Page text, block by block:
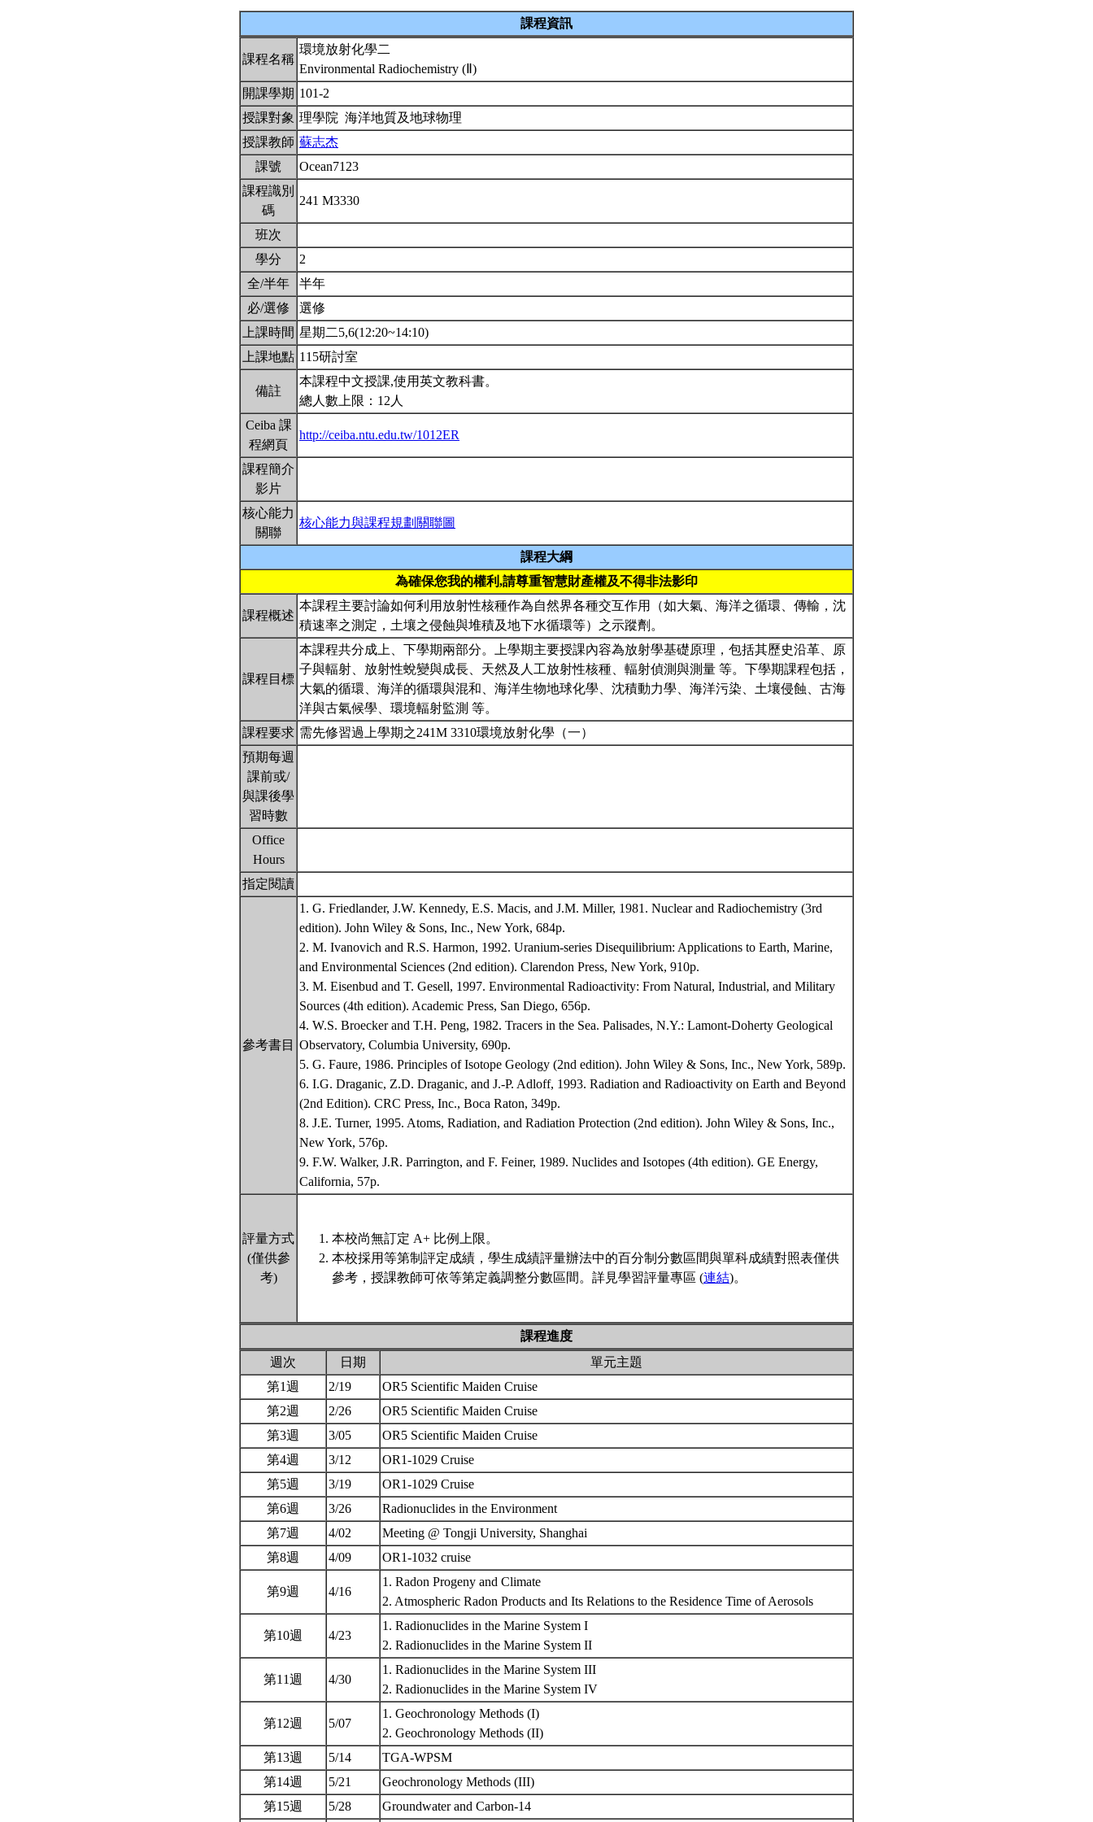
課程資訊
課程名稱
環境放射化學二
Environmental Radiochemistry (Ⅱ)
開課學期 101-2
授課對象 理學院 海洋地質及地球物理
授課教師 蘇志杰
課號
Ocean7123
課程識別
碼
241 M3330
班次
學分
2
全/半年
半年
必/選修
選修
上課時間 星期二5,6(12:20~14:10)
上課地點 115研討室
備註
本課程中文授課,使用英文教科書。
總人數上限：12人
Ceiba 課
程網頁
http://ceiba.ntu.edu.tw/1012ER
課程簡介
影片
核心能力
關聯
核心能力與課程規劃關聯圖
課程大綱
為確保您我的權利,請尊重智慧財產權及不得非法影印
課程概述
本課程主要討論如何利用放射性核種作為自然界各種交互作用（如大氣、海洋之循環、傳輸，沈
積速率之測定，土壤之侵蝕與堆積及地下水循環等）之示蹤劑。
課程目標
本課程共分成上、下學期兩部分。上學期主要授課內容為放射學基礎原理，包括其歷史沿革、原
子與輻射、放射性蛻變與成長、天然及人工放射性核種、輻射偵測與測量 等。下學期課程包括，
大氣的循環、海洋的循環與混和、海洋生物地球化學、沈積動力學、海洋污染、土壤侵蝕、古海
洋與古氣候學、環境輻射監測 等。
課程要求 需先修習過上學期之241M 3310環境放射化學（一）
預期每週
課前或/
與課後學
習時數
Office
Hours
指定閱讀
參考書目
1. G. Friedlander, J.W. Kennedy, E.S. Macis, and J.M. Miller, 1981. Nuclear and Radiochemistry (3rd
edition). John Wiley & Sons, Inc., New York, 684p.
2. M. Ivanovich and R.S. Harmon, 1992. Uranium-series Disequilibrium: Applications to Earth, Marine,
and Environmental Sciences (2nd edition). Clarendon Press, New York, 910p.
3. M. Eisenbud and T. Gesell, 1997. Environmental Radioactivity: From Natural, Industrial, and Military
Sources (4th edition). Academic Press, San Diego, 656p.
4. W.S. Broecker and T.H. Peng, 1982. Tracers in the Sea. Palisades, N.Y.: Lamont-Doherty Geological
Observatory, Columbia University, 690p.
5. G. Faure, 1986. Principles of Isotope Geology (2nd edition). John Wiley & Sons, Inc., New York, 589p.
6. I.G. Draganic, Z.D. Draganic, and J.-P. Adloff, 1993. Radiation and Radioactivity on Earth and Beyond
(2nd Edition). CRC Press, Inc., Boca Raton, 349p.
8. J.E. Turner, 1995. Atoms, Radiation, and Radiation Protection (2nd edition). John Wiley & Sons, Inc.,
New York, 576p.
9. F.W. Walker, J.R. Parrington, and F. Feiner, 1989. Nuclides and Isotopes (4th edition). GE Energy,
California, 57p.
評量方式
(僅供參
考)
本校尚無訂定 A+ 比例上限。
本校採用等第制評定成績，學生成績評量辦法中的百分制分數區間與單科成績對照表僅供
參考，授課教師可依等第定義調整分數區間。詳見學習評量專區 (連結)。
課程進度
週次
日期
單元主題
第1週
2/19
OR5 Scientific Maiden Cruise
第2週
2/26
OR5 Scientific Maiden Cruise
第3週
3/05
OR5 Scientific Maiden Cruise
第4週
3/12
OR1-1029 Cruise
第5週
3/19
OR1-1029 Cruise
第6週
3/26
Radionuclides in the Environment
第7週
4/02
Meeting @ Tongji University, Shanghai
第8週
4/09 OR1-1032 cruise
第9週 4/16
1. Radon Progeny and Climate
2. Atmospheric Radon Products and Its Relations to the Residence Time of Aerosols
第10週 4/23
1. Radionuclides in the Marine System I
2. Radionuclides in the Marine System II
第11週 4/30
1. Radionuclides in the Marine System III
2. Radionuclides in the Marine System IV
第12週 5/07
1. Geochronology Methods (I)
2. Geochronology Methods (II)
第13週
5/14
TGA-WPSM
第14週
5/21
Geochronology Methods (III)
第15週
5/28 Groundwater and Carbon-14